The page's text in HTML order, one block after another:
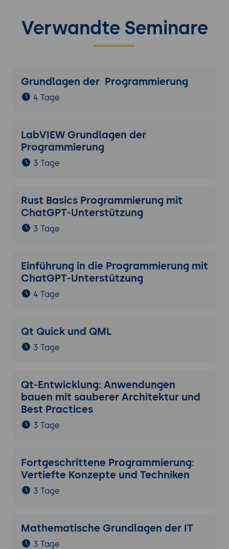
Verwandte Seminare
Grundlagen der Programmierung
4 Tage
LabVIEW Grundlagen der
Programmierung
3 Tage
Rust Basics Programmierung mit
ChatGPT-Unterstützung
3 Tage
Einführung in die Programmierung mit
ChatGPT-Unterstützung
4 Tage
Qt Quick und QML
3 Tage
Qt-Entwicklung: Anwendungen
bauen mit sauberer Architektur und
Best Practices
3 Tage
Fortgeschrittene Programmierung:
Vertiefte Konzepte und Techniken
3 Tage
Mathematische Grundlagen der IT
3 Tage